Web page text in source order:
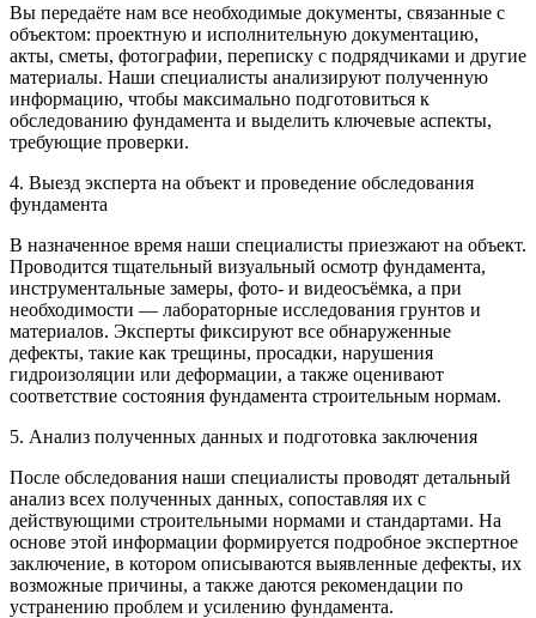
Вы передаёте нам все необходимые документы, связанные с
объектом: проектную и исполнительную документацию,
акты, сметы, фотографии, переписку с подрядчиками и другие
материалы. Наши специалисты анализируют полученную
информацию, чтобы максимально подготовиться к
обследованию фундамента и выделить ключевые аспекты,
требующие проверки.
4. Выезд эксперта на объект и проведение обследования
фундамента
В назначенное время наши специалисты приезжают на объект.
Проводится тщательный визуальный осмотр фундамента,
инструментальные замеры, фото- и видеосъёмка, а при
необходимости — лабораторные исследования грунтов и
материалов. Эксперты фиксируют все обнаруженные
дефекты, такие как трещины, просадки, нарушения
гидроизоляции или деформации, а также оценивают
соответствие состояния фундамента строительным нормам.
5. Анализ полученных данных и подготовка заключения
После обследования наши специалисты проводят детальный
анализ всех полученных данных, сопоставляя их с
действующими строительными нормами и стандартами. На
основе этой информации формируется подробное экспертное
заключение, в котором описываются выявленные дефекты, их
возможные причины, а также даются рекомендации по
устранению проблем и усилению фундамента.